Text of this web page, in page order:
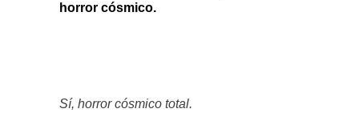
horror cósmico.
Sí, horror cósmico total.